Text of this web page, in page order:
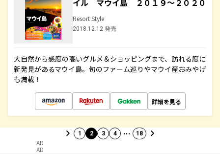
イル マウイ島 ２０１９～２０２０
Resort Style
2018.12.12 発売
大自然から感度の高いグルメ＆ショッピングまで、訪れる度に
新発見があるマウイ島。旬のファーム巡りやマウイ産おみやげ
も満載！
詳細を見る
1 2 3 4 … 18
AD
AD